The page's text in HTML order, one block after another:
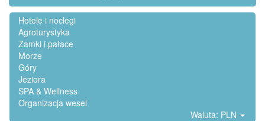
Hotele i noclegi
Agroturystyka
Zamki i pałace
Morze
Góry
Jeziora
SPA & Wellness
Organizacja wesel
Waluta: PLN